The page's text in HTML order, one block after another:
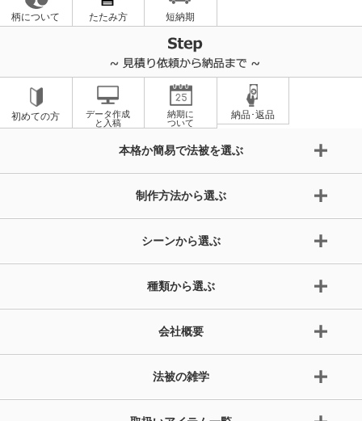
柄について たたみ方 短納期
初めての方
データ作成
と入稿
納期に
ついて
納品･返品
本格か簡易で法被を選ぶ
制作方法から選ぶ
シーンから選ぶ
種類から選ぶ
会社概要
法被の雑学